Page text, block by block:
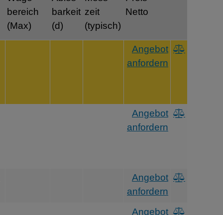
bereich
(Max)
barkeit
(d)
zeit
(typisch)
Netto
Angebot
anfordern
Angebot
anfordern
Angebot
anfordern
Angebot